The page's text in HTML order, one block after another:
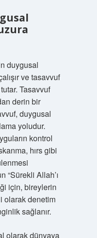
duygusal
ve tasavvuf
Tasavvuf
derin bir
duygusal
yoludur.
kontrol
hırs gibi
“Sürekli Allah’ı
için, bireylerin
olarak denetim
sağlanır.
olarak dünyaya